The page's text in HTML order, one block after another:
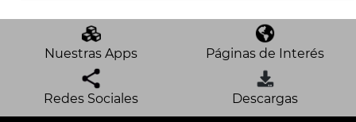
Nuestras Apps Páginas de Interés
Redes Sociales Descargas